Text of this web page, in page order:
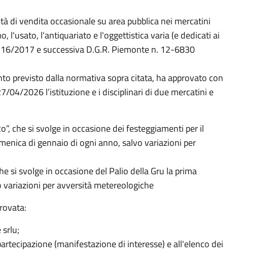
di vendita occasionale su area pubblica nei mercatini
l'usato, l'antiquariato e l'oggettistica varia (e dedicati ai
2017 e successiva D.G.R. Piemonte n. 12-6830
previsto dalla normativa sopra citata, ha approvato con
04/2026 l’istituzione e i disciplinari di due mercatini e
che si svolge in occasione dei festeggiamenti per il
di gennaio di ogni anno, salvo variazioni per
si svolge in occasione del Palio della Gru la prima
per avversità metereologiche
srlu;
(manifestazione di interesse) e all'elenco dei